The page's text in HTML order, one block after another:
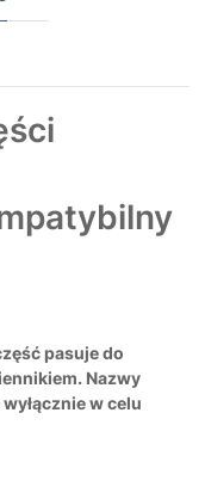
pasuje do
Nazwy
w celu